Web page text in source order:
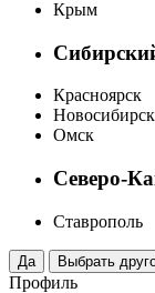
Крым
Красноярск
Новосибирск
Омск
Северо-
Ставрополь
Профиль